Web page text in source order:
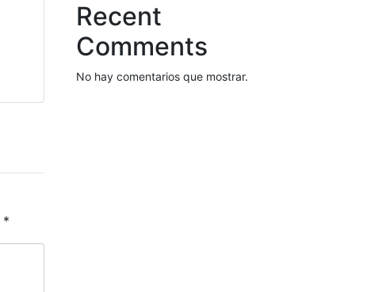
*
Recent
Comments
No hay comentarios que mostrar.